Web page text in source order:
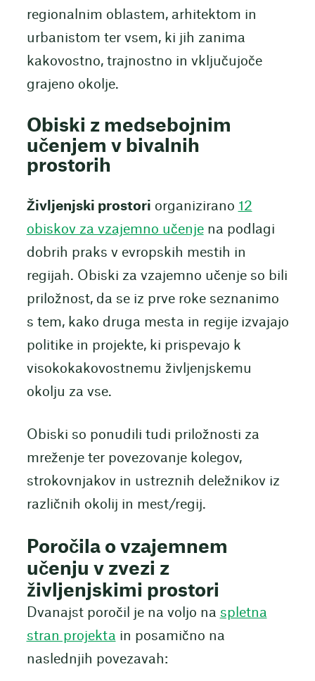
regionalnim oblastem, arhitektom in
urbanistom ter vsem, ki jih zanima
kakovostno, trajnostno in vključujoče
grajeno okolje.
Obiski z medsebojnim
učenjem v bivalnih
prostorih
Življenjski prostori organizirano 12
obiskov za vzajemno učenjena podlagi
dobrih praks v evropskih mestih in
regijah. Obiski za vzajemno učenje so bili
priložnost, da se iz prve roke seznanimo
s tem, kako druga mesta in regije izvajajo
politike in projekte, ki prispevajo k
visokokakovostnemu življenjskemu
okolju za vse.
Obiski so ponudili tudi priložnosti za
mreženje ter povezovanje kolegov,
strokovnjakov in ustreznih deležnikov iz
različnih okolij in mest/regij.
Poročila o vzajemnem
učenju v zvezi z
življenjskimi prostori
Dvanajst poročil je na voljo na spletna
stran projekta in posamično na
naslednjih povezavah: